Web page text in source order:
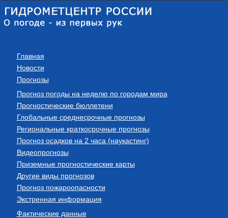
Главная
Новости
Прогнозы
Прогноз погоды на неделю по городам мира
Прогностические бюллетени
Глобальные среднесрочные прогнозы
Региональные краткосрочные прогнозы
Прогноз осадков на 2 часа (наукастинг)
Видеопрогнозы
Приземные прогностические карты
Другие виды прогнозов
Прогноз пожароопасности
Экстренная информация
Фактические данные